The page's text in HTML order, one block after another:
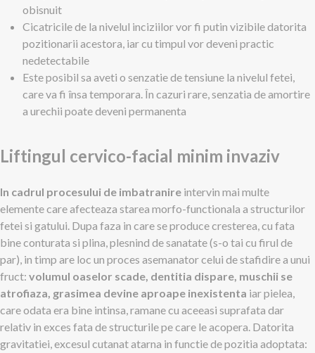
obisnuit
Cicatricile de la nivelul inciziilor vor fi putin vizibile datorita
pozitionarii acestora, iar cu timpul vor deveni practic
nedetectabile
Este posibil sa aveti o senzatie de tensiune la nivelul fetei,
care va fi însa temporara. În cazuri rare, senzatia de amortire
a urechii poate deveni permanenta
Liftingul cervico-facial minim invaziv
In cadrul procesului de imbatranire intervin mai multe
elemente care afecteaza starea morfo-functionala a structurilor
fetei si gatului. Dupa faza in care se produce cresterea, cu fata
bine conturata si plina, plesnind de sanatate (s-o tai cu firul de
par), in timp are loc un proces asemanator celui de stafidire a unui
fruct: volumul oaselor scade, dentitia dispare, muschii se
atrofiaza, grasimea devine aproape inexistenta iar pielea,
care odata era bine intinsa, ramane cu aceeasi suprafata dar
relativ in exces fata de structurile pe care le acopera. Datorita
gravitatiei, excesul cutanat atarna in functie de pozitia adoptata: